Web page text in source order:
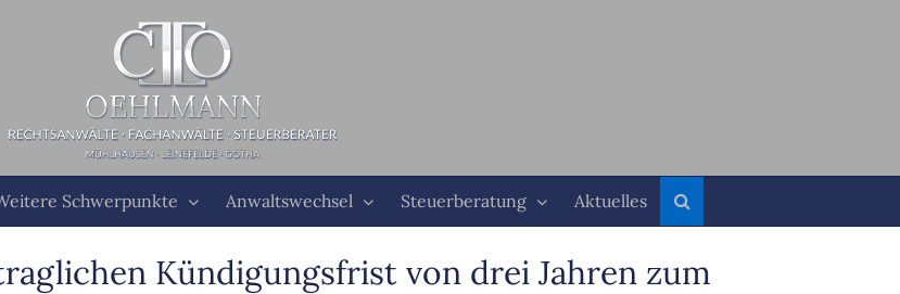
Schwerpunkte Anwaltswechsel Steuerberatung Aktuelles
Kündigungsfrist von drei Jahren zum